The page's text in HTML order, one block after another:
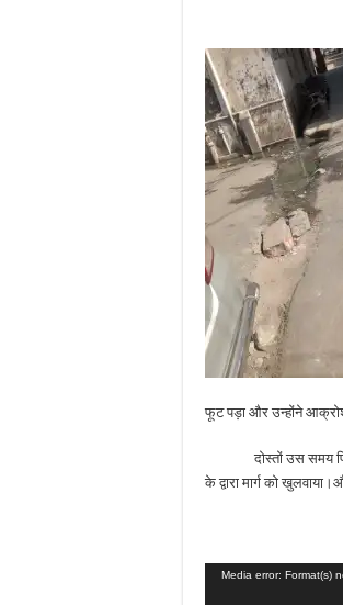
फूट पड़ा और उन्होंने
दोस्तों उस समय फिर
के द्वारा मार्ग को
Video
Media error: Format(s)